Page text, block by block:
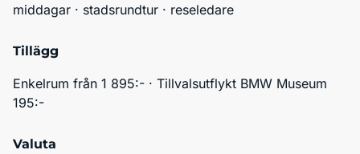
middagar · stadsrundtur · reseledare
Tillägg
Enkelrum från 1 895:- · Tillvalsutflykt BMW Museum
195:-
Valuta